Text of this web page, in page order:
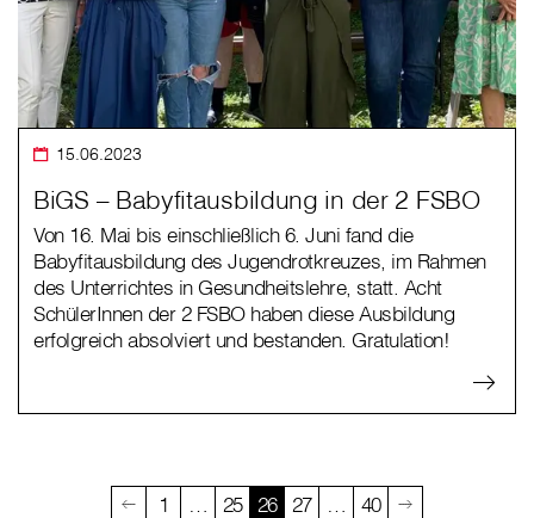
15.06.2023
BiGS – Babyfitausbildung in der 2 FSBO
Von 16. Mai bis einschließlich 6. Juni fand die
Babyfitausbildung des Jugendrotkreuzes, im Rahmen
des Unterrichtes in Gesundheitslehre, statt. Acht
SchülerInnen der 2 FSBO haben diese Ausbildung
erfolgreich absolviert und bestanden. Gratulation!
1 25 26 27 40